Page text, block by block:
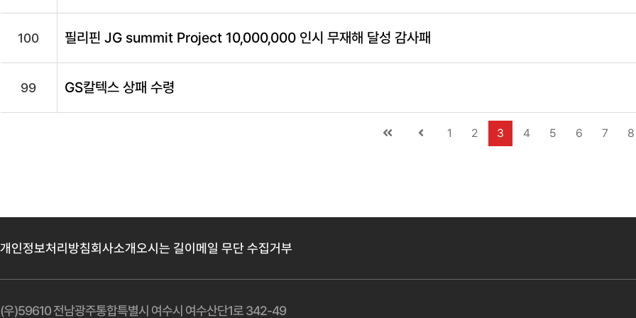
100 필리핀 JG summit Project 10,000,000 인시 무재해 달성 감사패
99 GS칼텍스 상패 수령
1 2 3 4 5 6 7 8
개인정보처리방침회사소개오시는 길이메일 무단 수집거부
(우)59610 전남광주통합특별시 여수시 여수산단1로 342-49